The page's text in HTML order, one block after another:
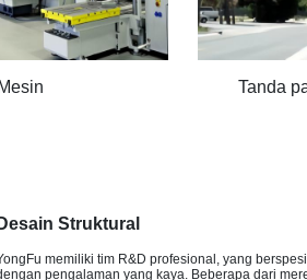
Mesin Tanda
Desain Struktural
memiliki tim R&D profesional, yang
pengalaman yang kaya. Beberapa dari